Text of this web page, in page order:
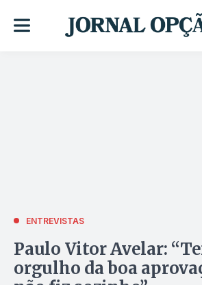
ENTREVISTAS
Paulo Vitor Avelar:
orgulho da boa